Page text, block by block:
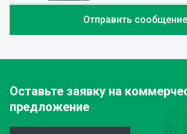
Оставьте заявку на
предложение